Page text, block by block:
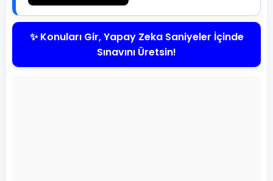
✨ Konuları Gir, Yapay Zeka Saniyeler İçinde
Sınavını Üretsin!